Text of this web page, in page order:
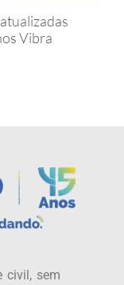
Vibra
civil, sem